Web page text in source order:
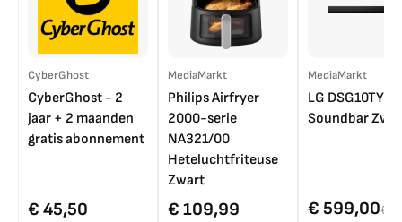
CyberGhost
CyberGhost - 2
jaar + 2 maanden
gratis abonnement
€ 45,50
MediaMarkt
Philips Airfryer
2000-serie
NA321/00
Heteluchtfriteuse
Zwart
€ 109,99
MediaMarkt
LG DSG10TY
Soundbar
€ 599,00€